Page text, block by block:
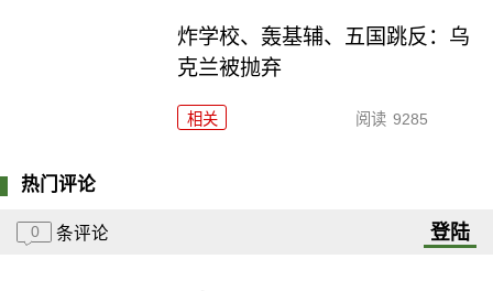
炸学校、轰基辅、五国跳反：乌
克兰被抛弃
相关 阅读 9285
热门评论
0 条评论 登陆